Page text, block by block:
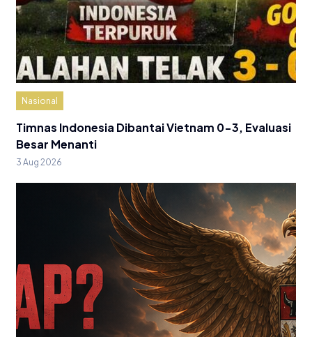
Nasional
Timnas Indonesia Dibantai Vietnam 0-3, Evaluasi
Besar Menanti
3 Aug 2026